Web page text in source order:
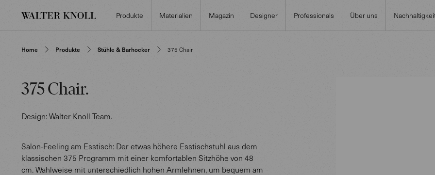
Produkte Materialien Magazin Designer Professionals Über uns
Home Produkte Stühle & Barhocker 375 Chair
375 Chair.
Design:Walter Knoll Team.
Salon-Feeling am Esstisch: Der etwas höhere Esstischstuhl aus dem
klassischen 375 Programm mit einer komfortablen Sitzhöhe von 48
cm. Wahlweise mit unterschiedlich hohen Armlehnen, um bequem am